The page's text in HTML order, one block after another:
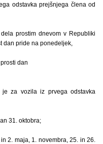
odstavka prejšnjega člena od
prostim dnevom v Republiki
dan pride na ponedeljek,
dan
je za vozila iz prvega odstavka
31. oktobra;
2. maja, 1. novembra, 25. in 26.